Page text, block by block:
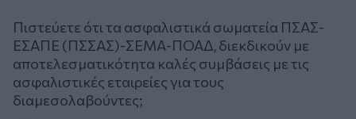
Πιστεύετε ότι τα ασφαλιστικά σωματεία ΠΣΑΣ-
ΕΣΑΠΕ (ΠΣΣΑΣ)-ΣΕΜΑ-ΠΟΑΔ, διεκδικούν με
αποτελεσματικότητα καλές συμβάσεις με τις
ασφαλιστικές εταιρείες για τους
διαμεσολαβούντες;